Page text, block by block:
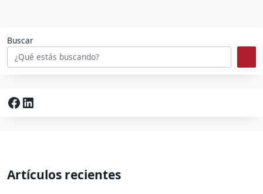
Buscar
Facebook
LinkedIn
Artículos recientes